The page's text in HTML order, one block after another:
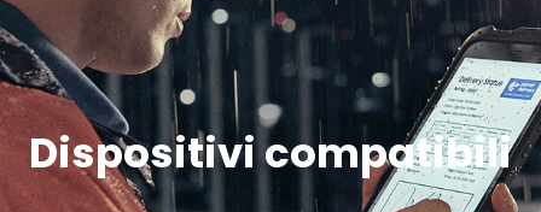
Dispositivi compatibili